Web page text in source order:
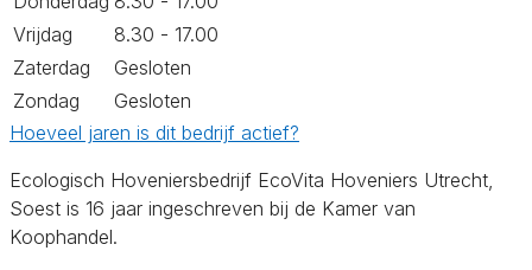
Vrijdag
8.30 - 17.00
Zaterdag
Gesloten
Zondag
Gesloten
Hoeveel jaren is dit bedrijf actief?
Ecologisch Hoveniersbedrijf EcoVita Hoveniers Utrecht,
Soest is 16 jaar ingeschreven bij de Kamer van
Koophandel.